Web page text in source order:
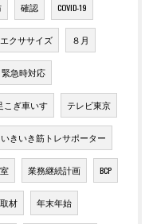
確認 COVID-19
エクササイズ ８月
緊急時対応
こぎ車いす テレビ東京
いきいき筋トレサポーター
業務継続計画 BCP
取材 年末年始